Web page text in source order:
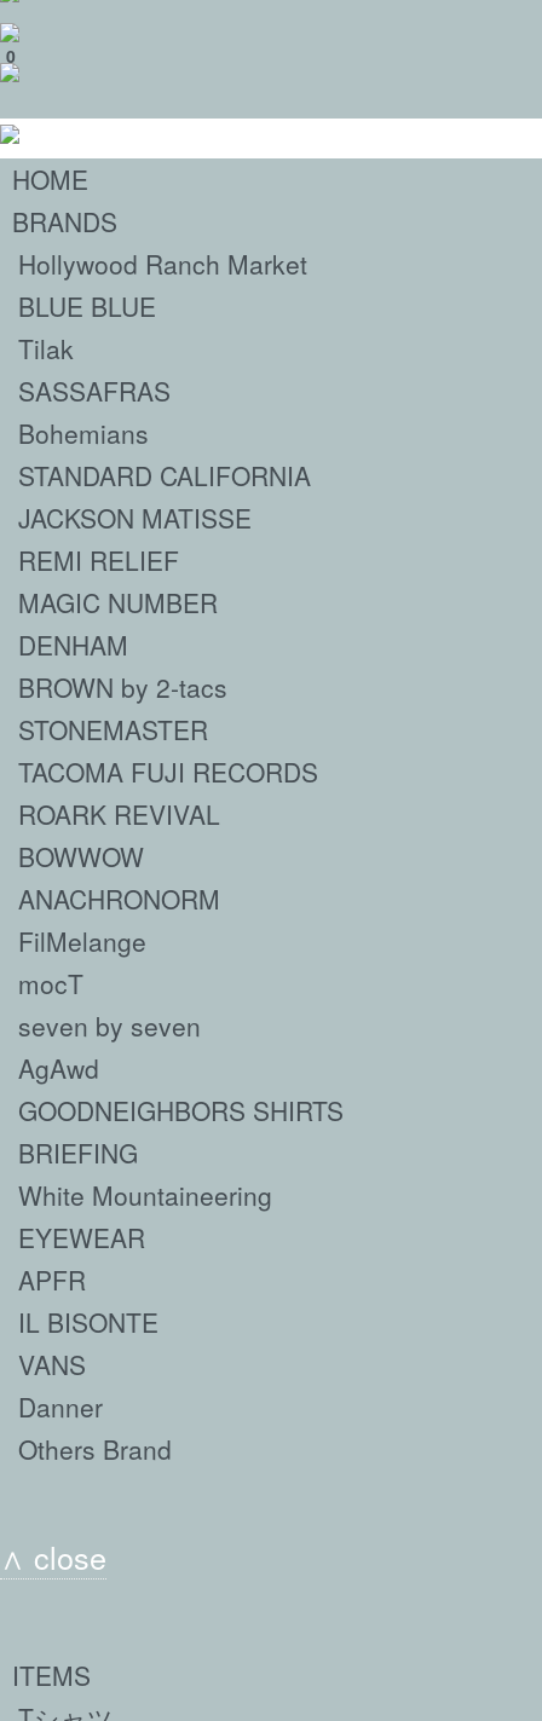
0
HOME
BRANDS
Hollywood Ranch Market
BLUE BLUE
Tilak
SASSAFRAS
Bohemians
STANDARD CALIFORNIA
JACKSON MATISSE
REMI RELIEF
MAGIC NUMBER
DENHAM
BROWN by 2-tacs
STONEMASTER
TACOMA FUJI RECORDS
ROARK REVIVAL
BOWWOW
ANACHRONORM
FilMelange
mocT
seven by seven
AgAwd
GOODNEIGHBORS SHIRTS
BRIEFING
White Mountaineering
EYEWEAR
APFR
IL BISONTE
VANS
Danner
Others Brand
∧ close
ITEMS